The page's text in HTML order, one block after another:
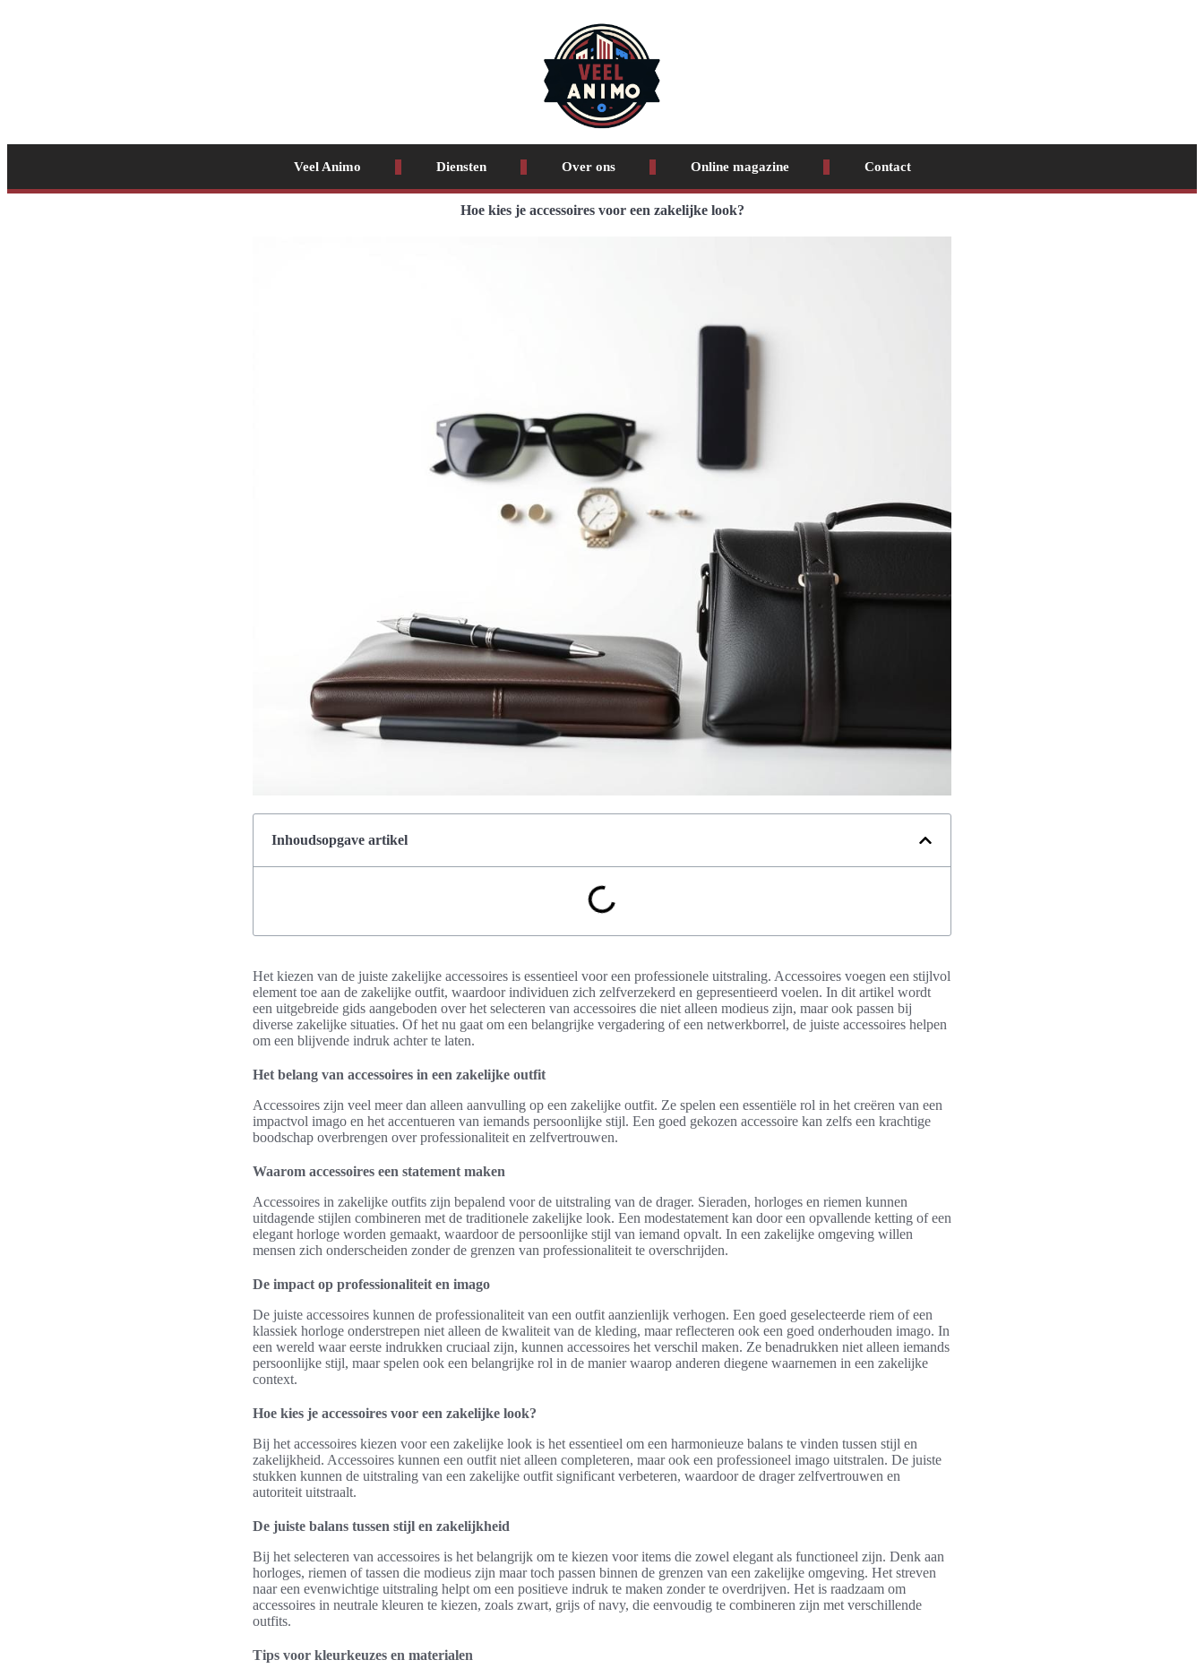
Veel Animo Diensten Over ons Online magazine Contact
Hoe kies je accessoires voor een zakelijke look?
Inhoudsopgave artikel
Het kiezen van de juiste zakelijke accessoires is essentieel voor een professionele uitstraling. Accessoires voegen een stijlvol
element toe aan de zakelijke outfit, waardoor individuen zich zelfverzekerd en gepresentieerd voelen. In dit artikel wordt
een uitgebreide gids aangeboden over het selecteren van accessoires die niet alleen modieus zijn, maar ook passen bij
diverse zakelijke situaties. Of het nu gaat om een belangrijke vergadering of een netwerkborrel, de juiste accessoires helpen
om een blijvende indruk achter te laten.
Het belang van accessoires in een zakelijke outfit
Accessoires zijn veel meer dan alleen aanvulling op een zakelijke outfit. Ze spelen een essentiële rol in het creëren van een
impactvol imago en het accentueren van iemands persoonlijke stijl. Een goed gekozen accessoire kan zelfs een krachtige
boodschap overbrengen over professionaliteit en zelfvertrouwen.
Waarom accessoires een statement maken
Accessoires in zakelijke outfits zijn bepalend voor de uitstraling van de drager. Sieraden, horloges en riemen kunnen
uitdagende stijlen combineren met de traditionele zakelijke look. Een modestatement kan door een opvallende ketting of een
elegant horloge worden gemaakt, waardoor de persoonlijke stijl van iemand opvalt. In een zakelijke omgeving willen
mensen zich onderscheiden zonder de grenzen van professionaliteit te overschrijden.
De impact op professionaliteit en imago
De juiste accessoires kunnen de professionaliteit van een outfit aanzienlijk verhogen. Een goed geselecteerde riem of een
klassiek horloge onderstrepen niet alleen de kwaliteit van de kleding, maar reflecteren ook een goed onderhouden imago. In
een wereld waar eerste indrukken cruciaal zijn, kunnen accessoires het verschil maken. Ze benadrukken niet alleen iemands
persoonlijke stijl, maar spelen ook een belangrijke rol in de manier waarop anderen diegene waarnemen in een zakelijke
context.
Hoe kies je accessoires voor een zakelijke look?
Bij het accessoires kiezen voor een zakelijke look is het essentieel om een harmonieuze balans te vinden tussen stijl en
zakelijkheid. Accessoires kunnen een outfit niet alleen completeren, maar ook een professioneel imago uitstralen. De juiste
stukken kunnen de uitstraling van een zakelijke outfit significant verbeteren, waardoor de drager zelfvertrouwen en
autoriteit uitstraalt.
De juiste balans tussen stijl en zakelijkheid
Bij het selecteren van accessoires is het belangrijk om te kiezen voor items die zowel elegant als functioneel zijn. Denk aan
horloges, riemen of tassen die modieus zijn maar toch passen binnen de grenzen van een zakelijke omgeving. Het streven
naar een evenwichtige uitstraling helpt om een positieve indruk te maken zonder te overdrijven. Het is raadzaam om
accessoires in neutrale kleuren te kiezen, zoals zwart, grijs of navy, die eenvoudig te combineren zijn met verschillende
outfits.
Tips voor kleurkeuzes en materialen